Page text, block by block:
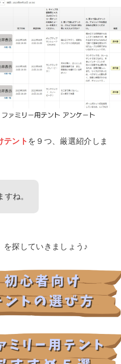
テント を９つ、厳選紹介しま
すね。
を探していきましょう♪